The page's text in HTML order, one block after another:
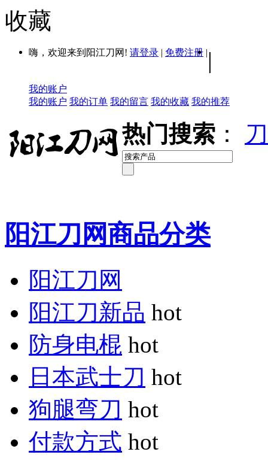
收藏
嗨，欢迎来到阳江刀网! 请登录 | 免费注册 | |
我的账户
我的账户 我的订单 我的留言 我的收藏 我的推荐
热门搜索 ：
阳江刀网商品分类
阳江刀网
阳江刀新品 hot
防身电棍 hot
日本武士刀 hot
狗腿弯刀 hot
付款方式 hot